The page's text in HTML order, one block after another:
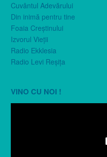
Cuvântul Adevărului
Din inimă pentru tine
Foaia Creştinului
Izvorul Vieţii
Radio Ekklesia
Radio Levi Reşiţa
VINO CU NOI !